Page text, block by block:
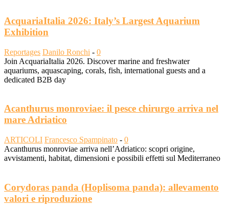
AcquariaItalia 2026: Italy’s Largest Aquarium
Exhibition
Reportages Danilo Ronchi - 0
Join AcquariaItalia 2026. Discover marine and freshwater
aquariums, aquascaping, corals, fish, international guests and a
dedicated B2B day
Acanthurus monroviae: il pesce chirurgo arriva nel
mare Adriatico
ARTICOLI Francesco Spampinato - 0
Acanthurus monroviae arriva nell’Adriatico: scopri origine,
avvistamenti, habitat, dimensioni e possibili effetti sul Mediterraneo
Corydoras panda (Hoplisoma panda): allevamento
valori e riproduzione